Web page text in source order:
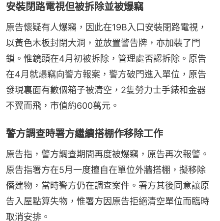
安裝閉路電視但被拆除並被爆竊
原告懷疑有人爆竊，因此在19B入口安裝閉路電視，
以黃色木板封閉大洞，並放置警告牌，亦加裝了門
鎖。惟鏡頭在4月初被拆除，管理處否認拆除。原告
在4月就爆竊向警方報案，警方破門進入單位，原告
發現裏面有數個箱子被清空，2隻勞力士手錶和金器
不翼而飛，市值約600萬元。
警方調查時署方繼續搭棚作移除工作
原告指，警方調查期間再度被爆竊，原告再次報警。
原告指署方在5月一度擅自在單位外牆搭棚，擬移除
僭建物，當時警方仍在調查案件。署方其後同意讓原
告入屋點算失物，惟署方因原告拒絕清空單位而臨時
取消安排。